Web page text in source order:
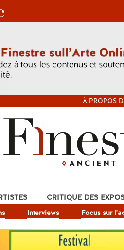
À PROPOS
Interviews Focus sur
CRITIQUE DES